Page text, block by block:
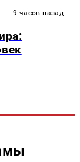
9 часов назад